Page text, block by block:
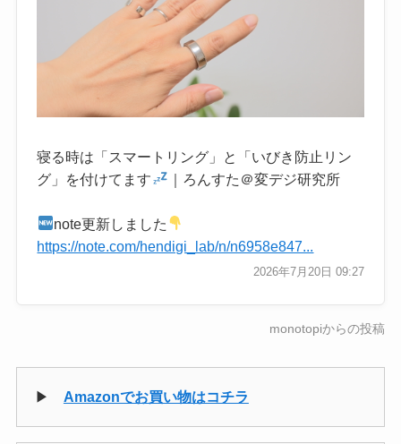
寝る時は「スマートリング」と「いびき防止リン
グ」を付けてます
｜ろんすた＠変デジ研究所
note更新しました
https://note.com/hendigi_lab/n/n6958e847...
2026年7月20日 09:27
monotopiからの投稿
▶ Amazonでお買い物はコチラ